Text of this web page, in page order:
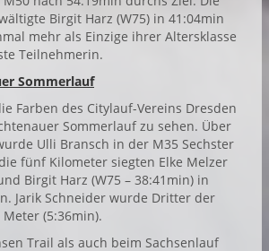
Birgit Harz (W75) in 41:04min
mehr als Einzige ihrer Altersklasse
Teilnehmerin.
Sommerlauf
Farben des Citylauf-Vereins Dresden
Sommerlauf zu sehen. Über
Ulli Bransch in der M35 Sechster
fünf Kilometer siegten Elke Melzer
Birgit Harz (W75 – 38:41min) in
Jarik Schneider wurde Dritter der
(5:36min).
Trail als auch beim Sachsenlauf